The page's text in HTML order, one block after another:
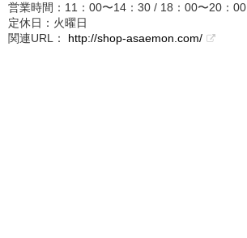
営業時間：11：00〜14：30 / 18：00〜20：00
定休日：火曜日
関連URL： http://shop-asaemon.com/